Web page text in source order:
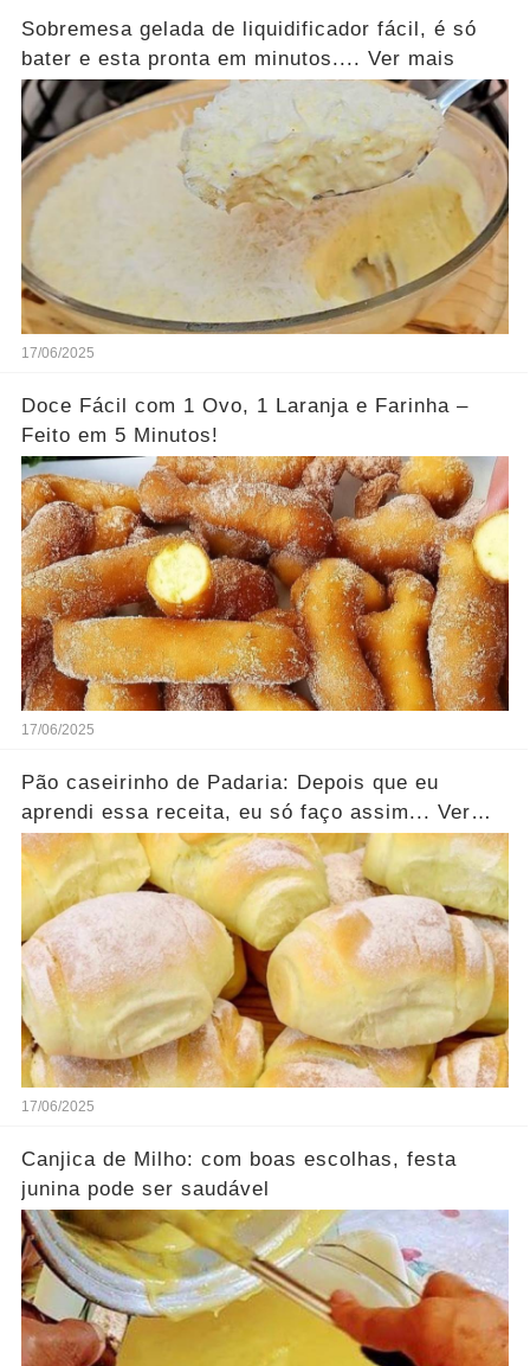
Sobremesa gelada de liquidificador fácil, é só
bater e esta pronta em minutos.... Ver mais
17/06/2025
Doce Fácil com 1 Ovo, 1 Laranja e Farinha –
Feito em 5 Minutos!
17/06/2025
Pão caseirinho de Padaria: Depois que eu
aprendi essa receita, eu só faço assim... Ver
mais
17/06/2025
Canjica de Milho: com boas escolhas, festa
junina pode ser saudável